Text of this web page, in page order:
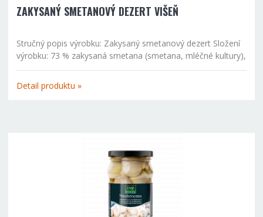
ZAKYSANÝ SMETANOVÝ DEZERT VIŠEŇ
Stručný popis výrobku: Zakysaný smetanový dezert Složení
výrobku: 73 % zakysaná smetana (smetana, mléčné kultury),
višňová složka (35,5 % višně, cukr, 10 % višňová šťáva z
koncentrátu, škrob, barvicí koncentrát z červené řepy...
Detail produktu »